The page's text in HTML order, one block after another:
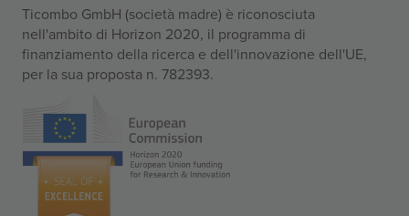
Ticombo GmbH (società madre) è riconosciuta
nell'ambito di Horizon 2020, il programma di
finanziamento della ricerca e dell'innovazione dell'UE,
per la sua proposta n. 782393.